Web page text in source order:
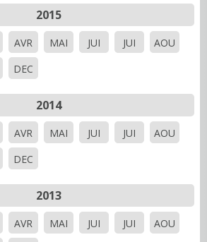
2015
AVR MAI JUI JUI
AOU
DEC
2014
AVR MAI JUI JUI
AOU
DEC
2013
AVR MAI JUI JUI
AOU